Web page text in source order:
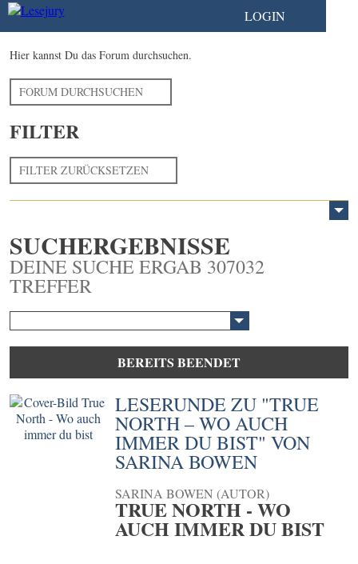
LOGIN
Hier kannst Du das Forum durchsuchen.
FORUM DURCHSUCHEN
FILTER
FILTER ZURÜCKSETZEN
SUCHERGEBNISSE
DEINE SUCHE ERGAB 307032
TREFFER
BEREITS BEENDET
LESERUNDE ZU "TRUE
NORTH – WO AUCH
IMMER DU BIST" VON
SARINA BOWEN
SARINA BOWEN (AUTOR)
TRUE NORTH - WO
AUCH IMMER DU BIST